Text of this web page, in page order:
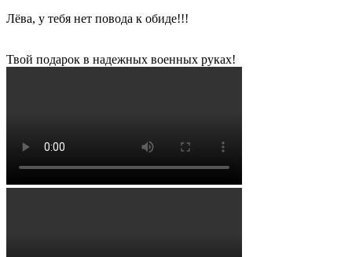
Лёва, у тебя нет повода к обиде!!!
Твой подарок в надежных военных руках!